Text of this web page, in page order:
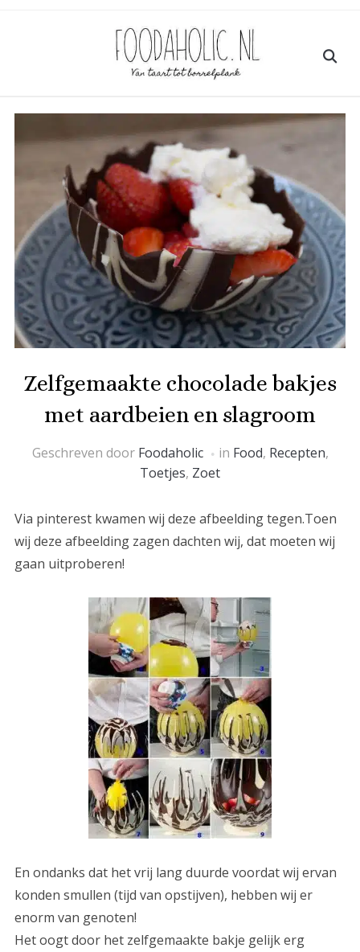
Zelfgemaakte chocolade bakjes
met aardbeien en slagroom
Geschreven door Foodaholic in Food, Recepten,
Toetjes, Zoet
Via pinterest kwamen wij deze afbeelding tegen.Toen
wij deze afbeelding zagen dachten wij, dat moeten wij
gaan uitproberen!
En ondanks dat het vrij lang duurde voordat wij ervan
konden smullen (tijd van opstijven), hebben wij er
enorm van genoten!
Het oogt door het zelfgemaakte bakje gelijk erg